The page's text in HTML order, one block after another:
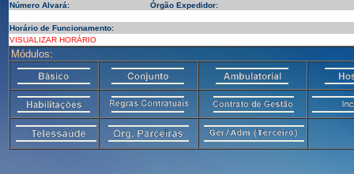
Número Alvará:
Órgão Expedidor:
Horário de Funcionamento:
VISUALIZAR HORÁRIO
Módulos: